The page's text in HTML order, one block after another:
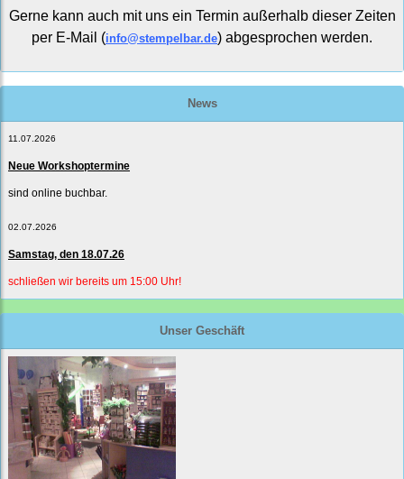
Gerne kann auch mit uns ein Termin außerhalb dieser Zeiten
per E-Mail (info@stempelbar.de) abgesprochen werden.
News
11.07.2026
Neue Workshoptermine
sind online buchbar.
02.07.2026
Samstag, den 18.07.26
schließen wir bereits um 15:00 Uhr!
Unser Geschäft